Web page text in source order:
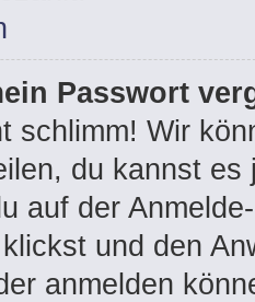
Passwort
schlimm! Wir
du kannst
auf der
und den
anmelden